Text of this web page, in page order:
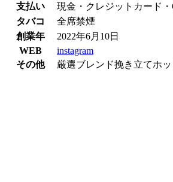
支払い
現金・クレジットカード
タバコ
全席禁煙
創業年
2022年6月10日
WEB
instagram
その他
厳選ブレンド挽き立てホ